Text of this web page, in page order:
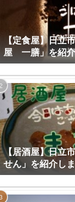
【定食屋】日立
屋 一膳」を紹
【居酒屋】日立
せん」を紹介し